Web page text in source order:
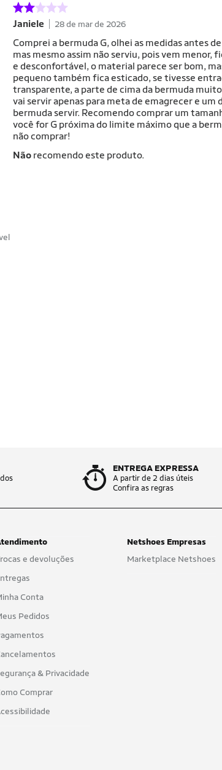
Janiele 28 de mar de 2026
Comprei a bermuda G, olhei as medidas antes
mas mesmo assim não serviu, pois vem menor,
e desconfortável, o material parece ser bom,
pequeno também fica esticado, se tivesse
transparente, a parte de cima da bermuda
vai servir apenas para meta de emagrecer e um
bermuda servir. Recomendo comprar um
você for G próxima do limite máximo que a
não comprar!
Não recomendo este produto.
ENTREGA EXPRESSA
A partir de 2 dias úteis
Confira as regras
e devoluções
Conta
Pedidos
& Privacidade
Comprar
Netshoes Empresas
Marketplace Netshoes